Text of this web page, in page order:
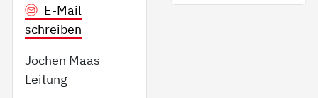
E-Mail
schreiben
Jochen Maas
Leitung